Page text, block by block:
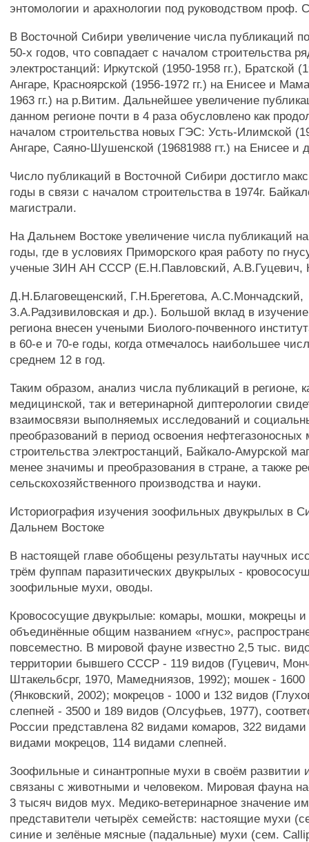
энтомологии и арахнологии под руководством проф.
В Восточной Сибири увеличение числа публикаций
50-х годов, что совпадает с началом строительства
электростанций: Иркутской (1950-1958 гг.), Братской
Ангаре, Красноярской (1956-1972 гг.) на Енисее и
1963 гг.) на р.Витим. Дальнейшее увеличение
данном регионе почти в 4 раза обусловлено как
началом строительства новых ГЭС: Усть-Илимской
Ангаре, Саяно-Шушенской (19681988 гт.) на Енисее и
Число публикаций в Восточной Сибири достигло
годы в связи с началом строительства в 1974г.
магистрали.
На Дальнем Востоке увеличение числа публикаций
годы, где в условиях Приморского края работу по
ученые ЗИН АН СССР (Е.Н.Павловский, А.В.Гуцевич,
Д.Н.Благовещенский, Г.Н.Брегетова, А.С.Мончадский,
З.А.Радзивиловская и др.). Большой вклад в изучение
региона внесен учеными Биолого-почвенного
в 60-е и 70-е годы, когда отмечалось наибольшее
среднем 12 в год.
Таким образом, анализ числа публикаций в регионе,
медицинской, так и ветеринарной диптерологии
взаимосвязи выполняемых исследований и
преобразований в период освоения
строительства электростанций, Байкало-Амурской
менее значимы и преобразования в стране, а также
сельскохозяйственного производства и науки.
Историография изучения зоофильных двукрылых в
Дальнем Востоке
В настоящей главе обобщены результаты научных
трём фуппам паразитических двукрылых -
зоофильные мухи, оводы.
Кровососущие двукрылые: комары, мошки, мокрецы и
объединённые общим названием «гнус»,
повсеместно. В мировой фауне известно 2,5 тыс.
территории бывшего СССР - 119 видов (Гуцевич,
Штакельбсрг, 1970, Мамедниязов, 1992); мошек - 1600
(Янковский, 2002); мокрецов - 1000 и 132 видов
слепней - 3500 и 189 видов (Олсуфьев, 1977),
России представлена 82 видами комаров, 322
видами мокрецов, 114 видами слепней.
Зоофильные и синантропные мухи в своём развитии
связаны с животными и человеком. Мировая фауна
3 тысяч видов мух. Медико-ветеринарное значение
представители четырёх семейств: настоящие мухи
синие и зелёные мясные (падальные) мухи (сем.